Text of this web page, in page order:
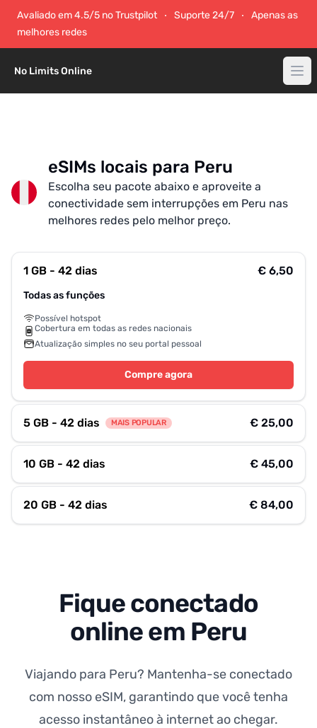
Avaliado em 4.5/5 no Trustpilot Suporte 24/7
Apenas as
melhores redes
No Limits Online
eSIMs locais para Peru
Escolha seu pacote abaixo e aproveite a
conectividade sem interrupções em Peru nas
melhores redes pelo melhor preço.
1 GB - 42 dias € 6,50
Todas as funções
Possível hotspot
Cobertura em todas as redes nacionais
Atualização simples no seu portal pessoal
Compre agora
5 GB - 42 dias MAIS POPULAR € 25,00
10 GB - 42 dias € 45,00
20 GB - 42 dias € 84,00
Fique conectado
online em Peru
Viajando para Peru? Mantenha-se conectado
com nosso eSIM, garantindo que você tenha
acesso instantâneo à internet ao chegar.